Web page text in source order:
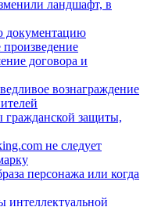
ландшафт, в
документацию
договора и
вознаграждение
защиты,
не следует
персонажа или когда
интеллектуальной